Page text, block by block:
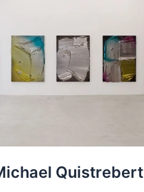
Quistrebert